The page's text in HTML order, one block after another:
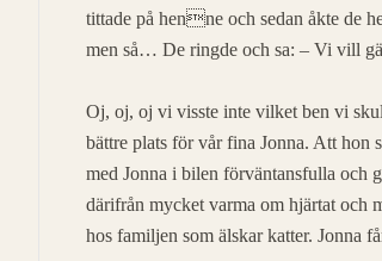
tittade på henne och sedan åkte de
men så… De ringde och sa: – Vi vill
Oj, oj, oj vi visste inte vilket ben vi
bättre plats för vår fina Jonna. Att
med Jonna i bilen förväntansfulla och
därifrån mycket varma om hjärtat och
hos familjen som älskar katter. Jonna